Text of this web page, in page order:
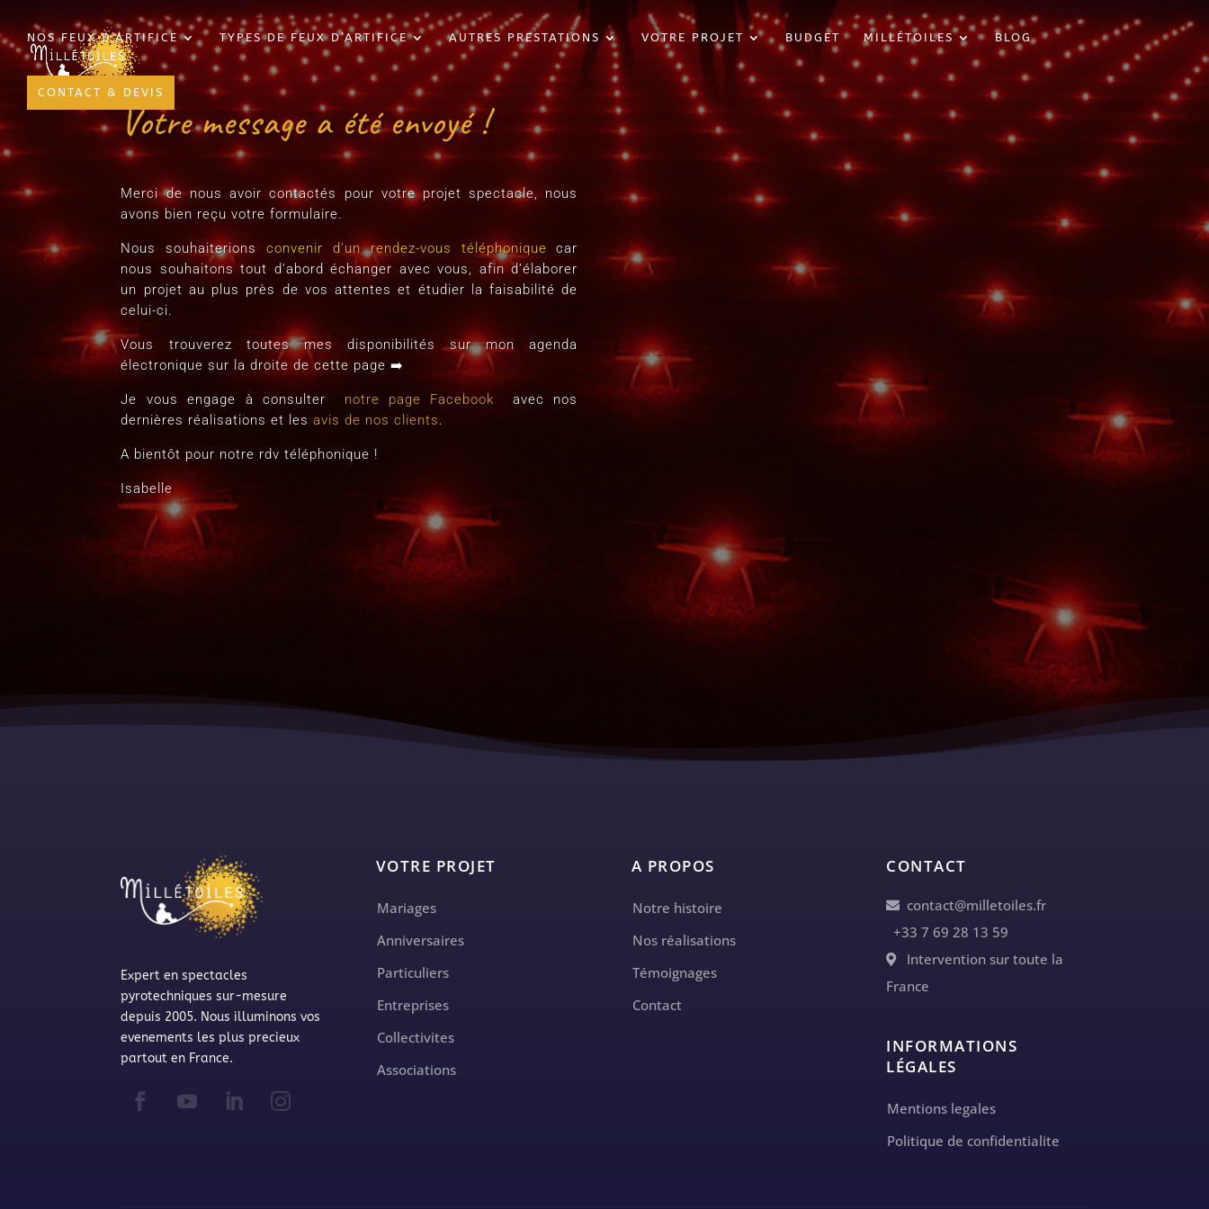
NOS FEUX D’ARTIFICE TYPES DE FEUX D’ARTIFICE AUTRES PRESTATIONS VOTRE PROJET BUDGET MILLÉTOILES BLOG
CONTACT & DEVIS
Votre message a été envoyé !
Merci de nous avoir contactés pour votre projet spectacle, nous
avons bien reçu votre formulaire.
Nous souhaiterionsconvenir d’un rendez-vous téléphonique car
nous souhaitons tout d’abord échanger avec vous, afin d’élaborer
un projet au plus près de vos attentes et étudier la faisabilité de
celui-ci.
Vous trouverez toutes mes disponibilités sur mon agenda
électronique sur la droite de cette page ➡️
Je vous engage à consulter notre page Facebook avec nos
dernières réalisations et lesavis de nos clients.
A bientôt pour notre rdv téléphonique !
Isabelle
Expert en spectacles
pyrotechniques sur-mesure
depuis 2005. Nous illuminons vos
evenements les plus precieux
partout en France.
VOTRE PROJET
Mariages
Anniversaires
Particuliers
Entreprises
Collectivites
Associations
A PROPOS
Notre histoire
Nos réalisations
Témoignages
Contact
CONTACT
contact@milletoiles.fr
+33 7 69 28 13 59
Intervention sur toute la
France
INFORMATIONS
LÉGALES
Mentions legales
Politique de confidentialite